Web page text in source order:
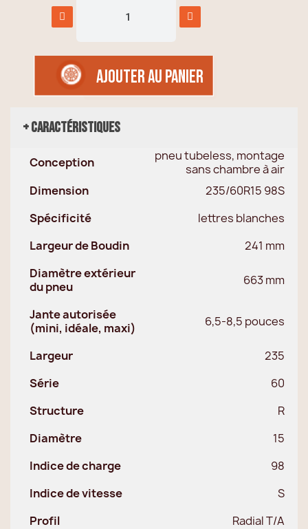
AJOUTER AU PANIER
+ Caractéristiques
Conception
pneu tubeless, montage
sans chambre à air
Dimension
235/60R15 98S
Spécificité
lettres blanches
Largeur de Boudin
241 mm
Diamètre extérieur
du pneu
663 mm
Jante autorisée
(mini, idéale, maxi)
6,5-8,5 pouces
Largeur
235
Série
60
Structure
R
Diamètre
15
Indice de charge
98
Indice de vitesse
S
Profil
Radial T/A